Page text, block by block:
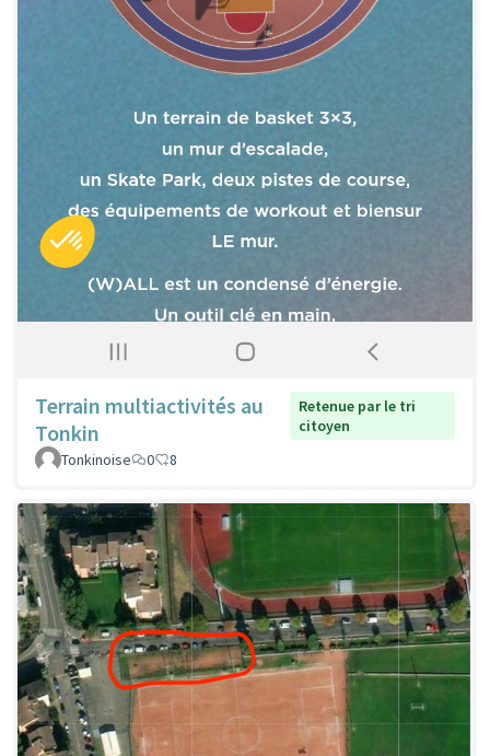
Terrain multiactivités au
Tonkin
Retenue par le tri
citoyen
Tonkinoise
0 8